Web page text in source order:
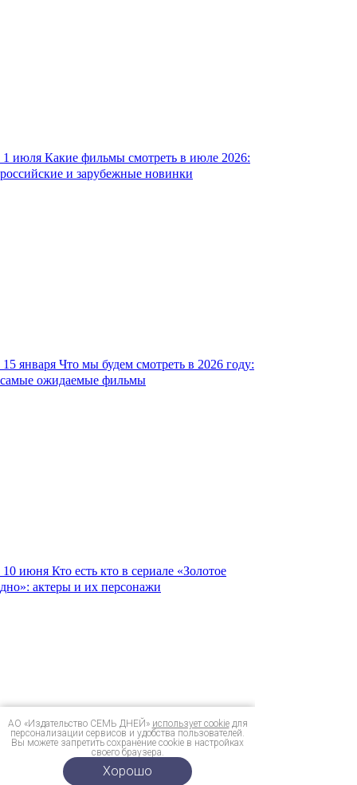
АО «Издательство СЕМЬ ДНЕЙ» использует cookieдля
персонализации сервисов и удобства пользователей.
Вы можете запретить сохранение cookie в настройках
своего браузера.
Хорошо
1 июля Какие фильмы смотреть в июле 2026:
российские и зарубежные новинки
15 января Что мы будем смотреть в 2026 году:
самые ожидаемые фильмы
10 июня Кто есть кто в сериале «Золотое
дно»: актеры и их персонажи